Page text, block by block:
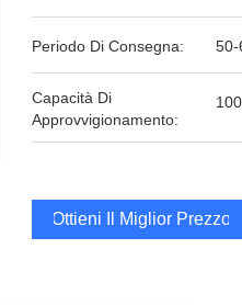
Periodo Di Consegna: 50-
Capacità Di
Approvvigionamento:
Ottieni Il Miglior Prezzo